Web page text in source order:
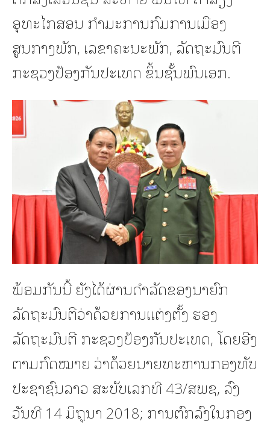
ອຸທະໄກສອນ ກຳມະການກົມການເມືອງ
ສູນກາງພັກ, ເລຂາຄະນະພັກ, ລັດຖະມົນຕີ
ກະຊວງປ້ອງກັນປະເທດ ຂຶ້ນຊັ້ນພົນເອກ.
ພ້ອມກັນນີ້ ຍັງໄດ້ຜ່ານດໍາລັດຂອງນາຍົກ
ລັດຖະມົນຕີວ່າດ້ວຍການແຕ່ງຕັ້ງ ຮອງ
ລັດຖະມົນຕີ ກະຊວງປ້ອງກັນປະເທດ, ໂດຍອີງ
ຕາມກົດໝາຍ ວ່າດ້ວຍນາຍທະຫານກອງທັບ
ປະຊາຊົນລາວ ສະບັບເລກທີ 43/ສພຊ, ລົງ
ວັນທີ 14 ມິຖຸນາ 2018; ການຕົກລົງໃນກອງ